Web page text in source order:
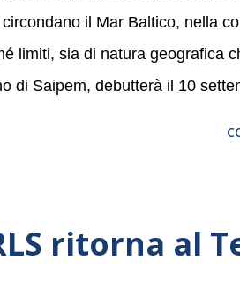
il Mar Baltico, nella
limiti, sia di natura geografica
di Saipem, debutterà il 10
dell’Accademia” dove si
avrà il piacere di
ritorna al